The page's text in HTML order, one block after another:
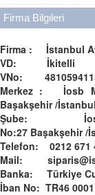
Firma Bilgileri
Firma : İstanbul
VD: İkitelli
VNo:
Merkez : İosb
Başakşehir /İstanbul
Şube: İosb
No:27 Başakşehir /
Telefon: 0212
Mail:
Banka: Türkiye
İban No: TR46